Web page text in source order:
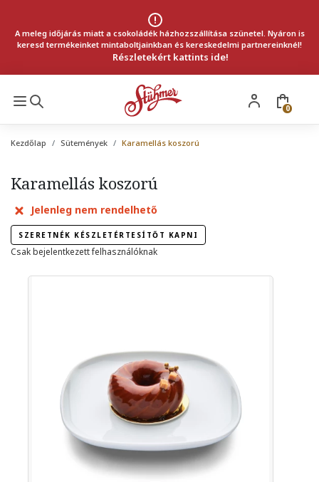
A meleg időjárás miatt a csokoládék házhozszállítása szünetel. Nyáron is
keresd termékeinket mintaboltjainkban és kereskedelmi partnereinknél!
Részletekért kattints ide!
0
Kezdőlap Sütemények Karamellás koszorú
Karamellás koszorú
Jelenleg nem rendelhető
SZERETNÉK KÉSZLETÉRTESÍTŐT KAPNI
Csak bejelentkezett felhasználóknak